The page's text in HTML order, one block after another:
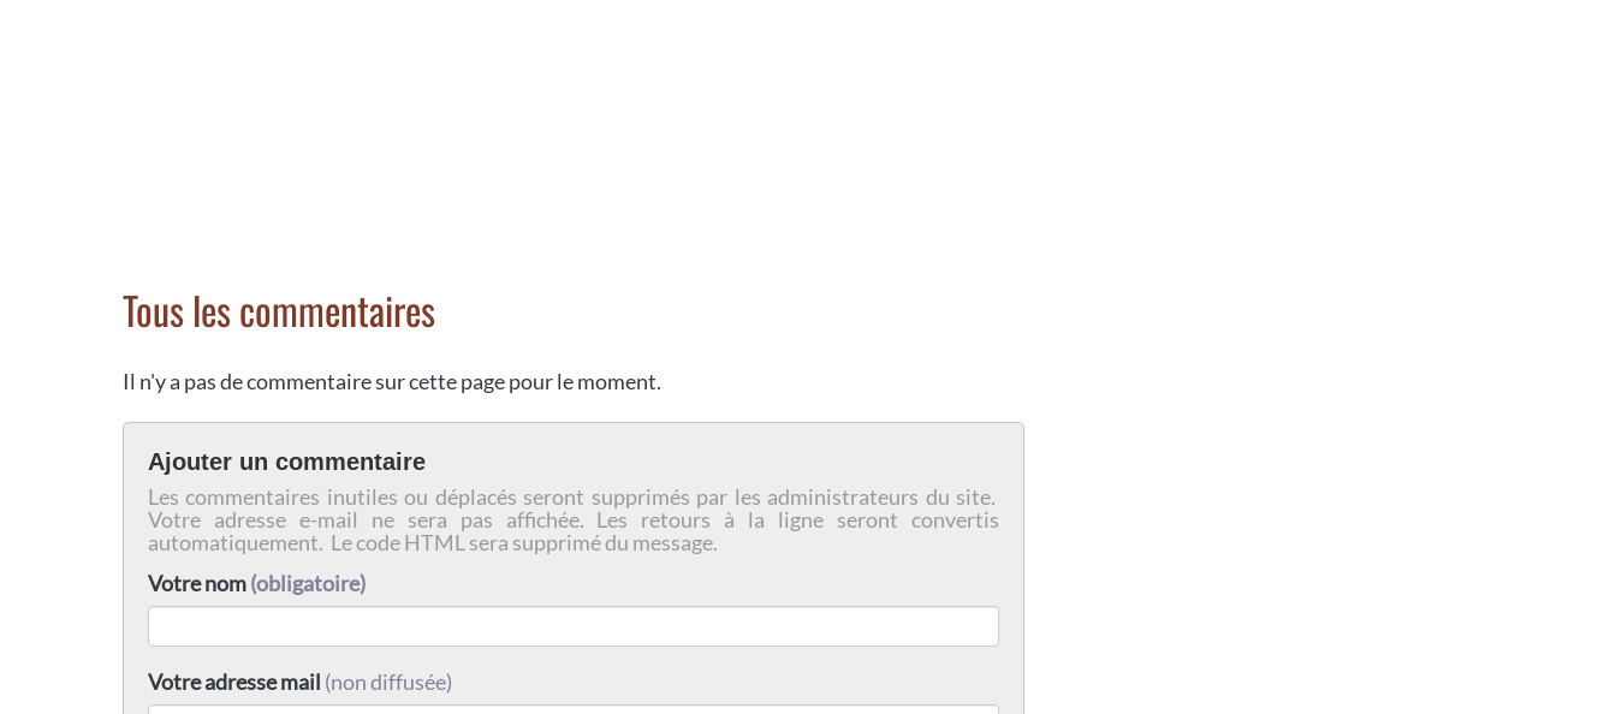
Tous les commentaires
Il n'y a pas de commentaire sur cette page pour le moment.
Ajouter un commentaire
Les commentaires inutiles ou déplacés seront supprimés par les administrateurs du site.
Votre adresse e-mail ne sera pas affichée. Les retours à la ligne seront convertis
automatiquement. Le code HTML sera supprimé du message.
Votre nom(obligatoire)
Votre adresse mail (non diffusée)